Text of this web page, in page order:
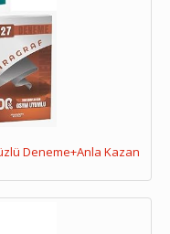
Deneme+Anla Kazan